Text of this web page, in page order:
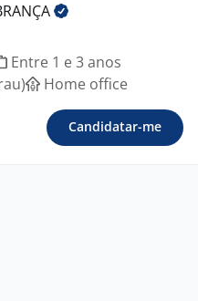
Entre 1 e 3 anos
Home office
Candidatar-me